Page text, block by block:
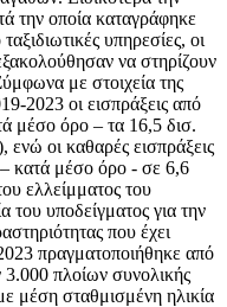
την οποία καταγράφηκε
υπηρεσίες, οι
να στηρίζουν
με στοιχεία της
2023 οι εισπράξεις από
μέσο όρο – τα 16,5 δισ.
οι καθαρές εισπράξεις
κατά μέσο όρο - σε 6,6
ελλείμματος του
του υποδείγματος για την
που έχει
πραγματοποιήθηκε από
3.000 πλοίων συνολικής
μέση σταθμισμένη ηλικία